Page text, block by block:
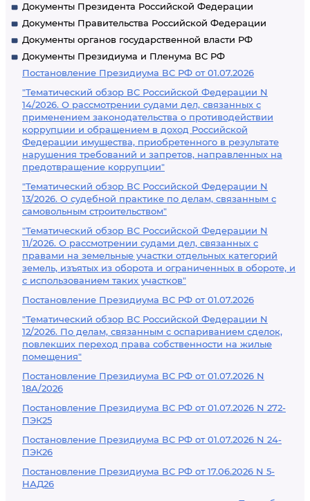
Документы Президента Российской Федерации
Документы Правительства Российской Федерации
Документы органов государственной власти РФ
Документы Президиума и Пленума ВС РФ
Постановление Президиума ВС РФ от 01.07.2026
"Тематический обзор ВС Российской Федерации N
14/2026. О рассмотрении судами дел, связанных с
применением законодательства о противодействии
коррупции и обращением в доход Российской
Федерации имущества, приобретенного в результате
нарушения требований и запретов, направленных на
предотвращение коррупции"
"Тематический обзор ВС Российской Федерации N
13/2026. О судебной практике по делам, связанным с
самовольным строительством"
"Тематический обзор ВС Российской Федерации N
11/2026. О рассмотрении судами дел, связанных с
правами на земельные участки отдельных категорий
земель, изъятых из оборота и ограниченных в обороте, и
с использованием таких участков"
Постановление Президиума ВС РФ от 01.07.2026
"Тематический обзор ВС Российской Федерации N
12/2026. По делам, связанным с оспариванием сделок,
повлекших переход права собственности на жилые
помещения"
Постановление Президиума ВС РФ от 01.07.2026 N
18А/2026
Постановление Президиума ВС РФ от 01.07.2026 N 272-
ПЭК25
Постановление Президиума ВС РФ от 01.07.2026 N 24-
ПЭК26
Постановление Президиума ВС РФ от 17.06.2026 N 5-
НАД26